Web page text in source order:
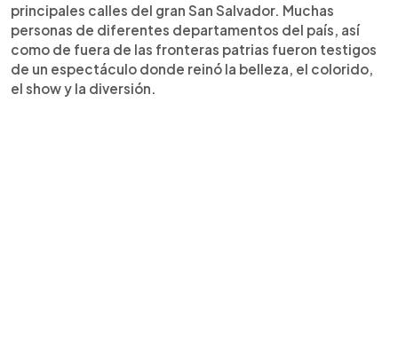
principales calles del gran San Salvador. Muchas
personas de diferentes departamentos del país, así
como de fuera de las fronteras patrias fueron testigos
de un espectáculo donde reinó la belleza, el colorido,
el show y la diversión.